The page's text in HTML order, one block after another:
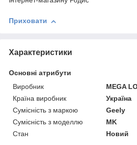
Приховати
Характеристики
Основні атрибути
Виробник
MEGA
Країна виробник
Україна
Сумісність з маркою
Geely
Сумісність з моделлю
MK
Стан
Новий